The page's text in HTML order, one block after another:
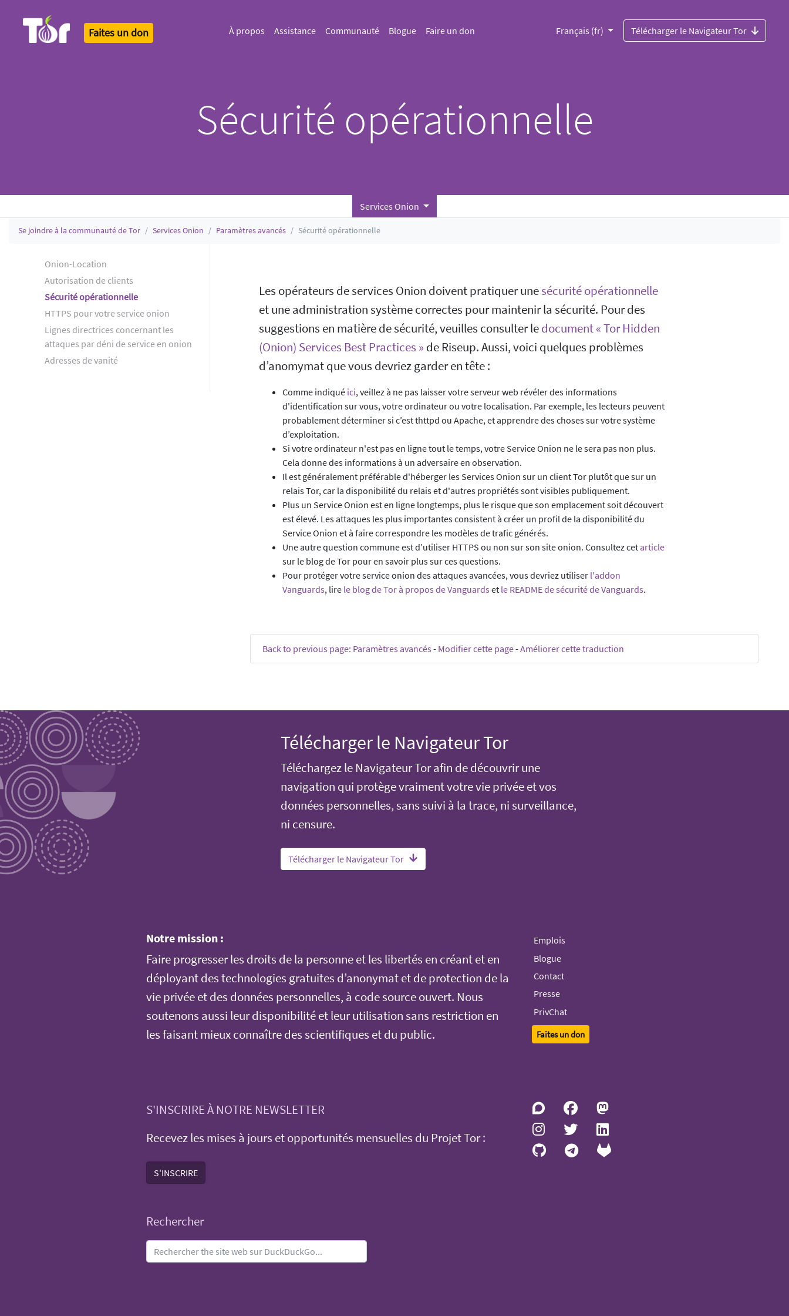
Faites un don À propos Assistance Communauté Blogue Faire un don Français (fr) Télécharger le Navigateur Tor
Sécurité opérationnelle
Services Onion
Se joindre à la communauté de Tor Services Onion Paramètres avancés Sécurité opérationnelle
Onion-Location
Autorisation de clients
Sécurité opérationnelle
HTTPS pour votre service onion
Lignes directrices concernant les
attaques par déni de service en onion
Adresses de vanité
Les opérateurs de services Onion doivent pratiquer unesécurité opérationnelle
et une administration système correctes pour maintenir la sécurité. Pour des
suggestions en matière de sécurité, veuilles consulter ledocument « Tor Hidden
(Onion) Services Best Practices » de Riseup. Aussi, voici quelques problèmes
d’anomymat que vous devriez garder en tête :
Comme indiqué ici, veillez à ne pas laisser votre serveur web révéler des informations
d'identification sur vous, votre ordinateur ou votre localisation. Par exemple, les lecteurs peuvent
probablement déterminer si c’est thttpd ou Apache, et apprendre des choses sur votre système
d’exploitation.
Si votre ordinateur n'est pas en ligne tout le temps, votre Service Onion ne le sera pas non plus.
Cela donne des informations à un adversaire en observation.
Il est généralement préférable d'héberger les Services Onion sur un client Tor plutôt que sur un
relais Tor, car la disponibilité du relais et d'autres propriétés sont visibles publiquement.
Plus un Service Onion est en ligne longtemps, plus le risque que son emplacement soit découvert
est élevé. Les attaques les plus importantes consistent à créer un profil de la disponibilité du
Service Onion et à faire correspondre les modèles de trafic générés.
Une autre question commune est d’utiliser HTTPS ou non sur son site onion. Consultez cet article
sur le blog de Tor pour en savoir plus sur ces questions.
Pour protéger votre service onion des attaques avancées, vous devriez utiliser l'addon
Vanguards, lire le blog de Tor à propos de Vanguards et le README de sécurité de Vanguards.
Back to previous page: Paramètres avancés - Modifier cette page-Améliorer cette traduction
Télécharger le Navigateur Tor
Téléchargez le Navigateur Tor afin de découvrir une
navigation qui protège vraiment votre vie privée et vos
données personnelles, sans suivi à la trace, ni surveillance,
ni censure.
Télécharger le Navigateur Tor
Notre mission :
Faire progresser les droits de la personne et les libertés en créant et en
déployant des technologies gratuites d’anonymat et de protection de la
vie privée et des données personnelles, à code source ouvert. Nous
soutenons aussi leur disponibilité et leur utilisation sans restriction en
les faisant mieux connaître des scientifiques et du public.
Emplois
Blogue
Contact
Presse
PrivChat
Faites un don
S'INSCRIRE À NOTRE NEWSLETTER
Recevez les mises à jours et opportunités mensuelles du Projet Tor :
S'INSCRIRE
Rechercher